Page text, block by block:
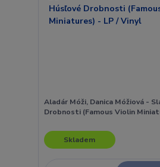
Aladár Móži, Danica Móžiová -
Drobnosti (Famous Violin
Skladem